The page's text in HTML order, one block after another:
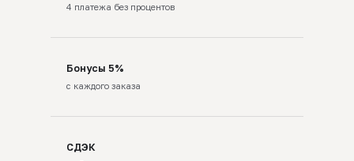
4 платежа без процентов
Бонусы 5%
с каждого заказа
СДЭК